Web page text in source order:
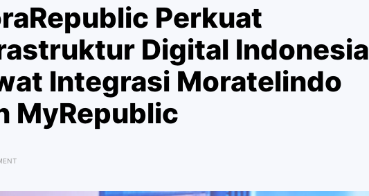
Perkuat
Digital Indonesia
Integrasi Moratelindo
MyRepublic